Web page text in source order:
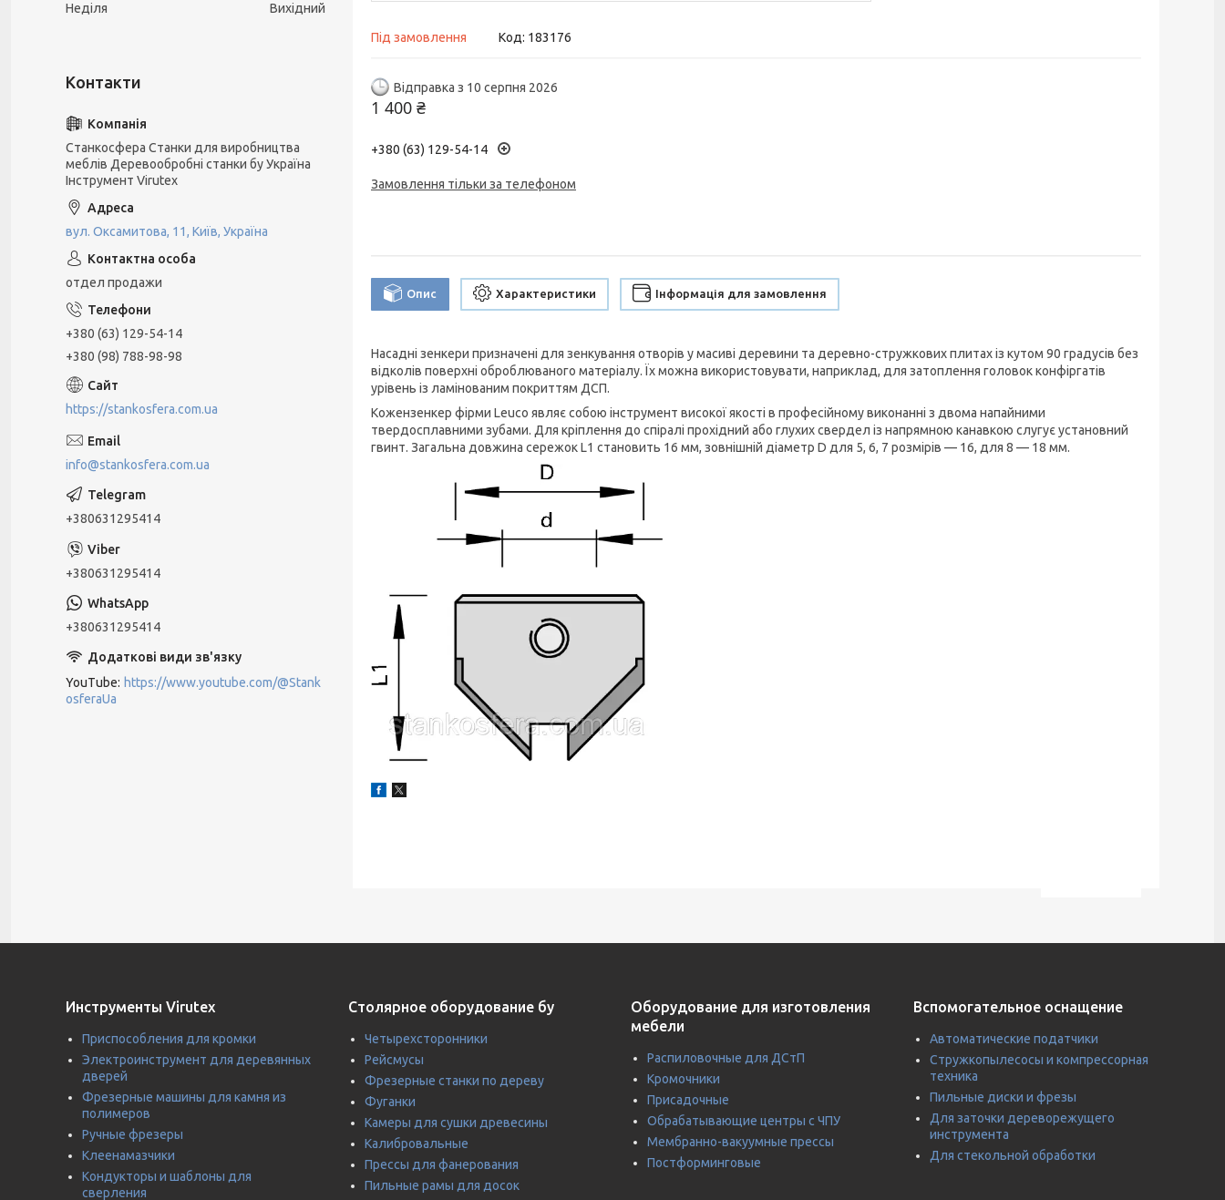
Під замовлення Код: 183176
Відправка з 10 серпня 2026
1 400 ₴
+380 (63) 129-54-14
Замовлення тільки за телефоном
Опис Характеристики Інформація для замовлення
Насадні зенкери призначені для зенкування отворів у масиві деревини та деревно-стружкових плитах із кутом 90 градусів без
відколів поверхні оброблюваного матеріалу. Їх можна використовувати, наприклад, для затоплення головок конфіргатів
урівень із ламінованим покриттям ДСП.
Кожензенкер фірми Leuco являє собою інструмент високої якості в професійному виконанні з двома напайними
твердосплавними зубами. Для кріплення до спіралі прохідний або глухих свердел із напрямною канавкою слугує установний
гвинт. Загальна довжина сережок L1 становить 16 мм, зовнішній діаметр D для 5, 6, 7 розмірів — 16, для 8 — 18 мм.
Неділя
Вихідний
Станкосфера Станки для виробництва
меблів Деревообробні станки бу Україна
Інструмент Virutex
вул. Оксамитова, 11, Київ, Україна
отдел продажи
+380 (63) 129-54-14
+380 (98) 788-98-98
https://stankosfera.com.ua
info@stankosfera.com.ua
+380631295414
+380631295414
+380631295414
YouTube
https://www.youtube.com/@Stank
osferaUa
Инструменты Virutex
Приспособления для кромки
Электроинструмент для деревянных
дверей
Фрезерные машины для камня из
полимеров
Ручные фрезеры
Клеенамазчики
Кондукторы и шаблоны для
сверления
Столярное оборудование бу
Четырехсторонники
Рейсмусы
Фрезерные станки по дереву
Фуганки
Камеры для сушки древесины
Калибровальные
Прессы для фанерования
Пильные рамы для досок
Оборудование для изготовления
мебели
Распиловочные для ДСтП
Кромочники
Присадочные
Обрабатывающие центры с ЧПУ
Мембранно-вакуумные прессы
Постформинговые
Вспомогательное оснащение
Автоматические податчики
Стружкопылесосы и компрессорная
техника
Пильные диски и фрезы
Для заточки дереворежущего
инструмента
Для стекольной обработки